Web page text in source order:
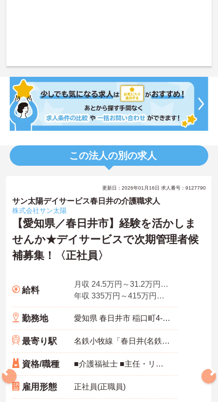
この法人の別の求人
更新日：2026年01月16日 求人番号：9127790
サン太陽デイサービス春日井の介護職求人
株式会社サン太陽
【愛知県／春日井市】経験を活かしま
せんか★デイサービスで次期管理者候
補募集！〈正社員〉
給料
月収 24.5万円～31.2万円程度 諸手当込
年収 335万円～415万円程度 諸手当・賞与込
勤務地 愛知県 春日井市 稲口町4-3-4
最寄り駅 名鉄小牧線「春日井(名鉄)駅」バス・車6分
資格/職種 ■介護福祉士 ■主任・リーダーまたはそれに準ずる経験のある方 ■普通自動車免許
雇用形態 正社員(正職員)